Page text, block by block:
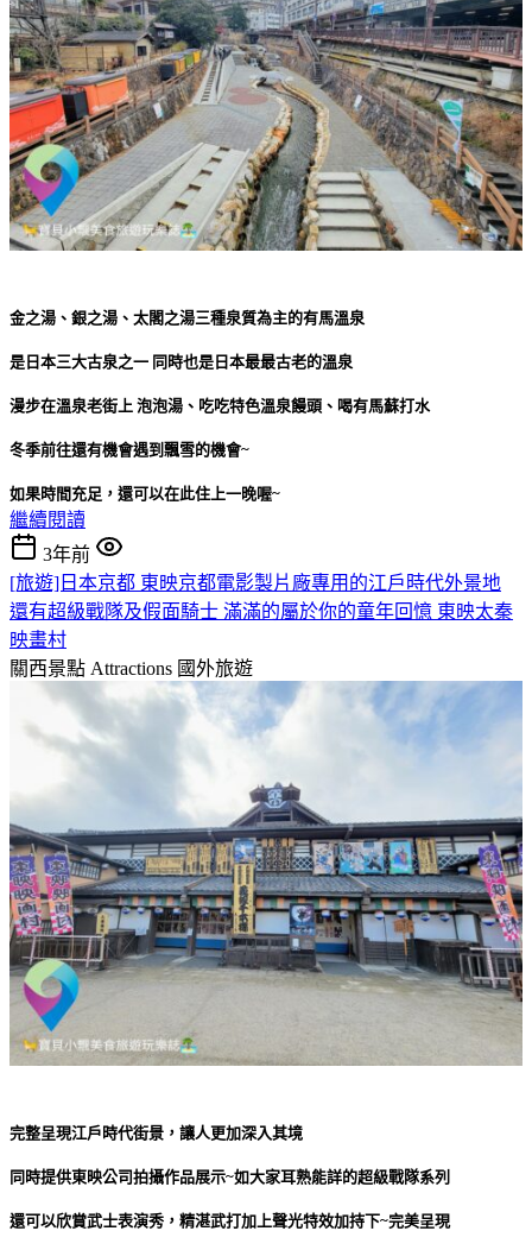
金之湯、銀之湯、太閣之湯三種泉質為主的有馬溫泉
是日本三大古泉之一 同時也是日本最最古老的溫泉
漫步在溫泉老街上 泡泡湯、吃吃特色溫泉饅頭、喝有馬蘇打水
冬季前往還有機會遇到飄雪的機會~
如果時間充足，還可以在此住上一晚喔~
繼續閱讀
3年前
[旅遊]日本京都 東映京都電影製片廠專用的江戶時代外景地
還有超級戰隊及假面騎士 滿滿的屬於你的童年回憶 東映太秦
映畫村
關西景點 Attractions 國外旅遊
完整呈現江戶時代街景，讓人更加深入其境
同時提供東映公司拍攝作品展示~如大家耳熟能詳的超級戰隊系列
還可以欣賞武士表演秀，精湛武打加上聲光特效加持下~完美呈現